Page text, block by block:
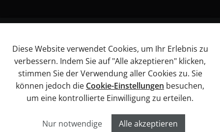
Impressum
AGB
Datenschutz
Widerrufsbelehrung
Informationen über Barrierefreiheitsanforderungen
Diese Website verwendet Cookies, um Ihr Erlebnis zu
verbessern. Indem Sie auf "Alle akzeptieren" klicken,
stimmen Sie der Verwendung aller Cookies zu. Sie
können jedoch die Cookie-Einstellungen besuchen,
um eine kontrollierte Einwilligung zu erteilen.
Nur notwendige Alle akzeptieren